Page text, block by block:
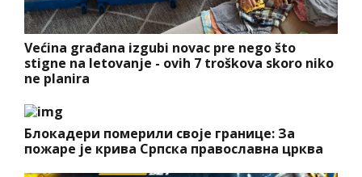
Većina građana izgubi novac pre nego što
stigne na letovanje - ovih 7 troškova skoro niko
ne planira
Блокадери померили своје границе: За
пожаре је крива Српска православна црква